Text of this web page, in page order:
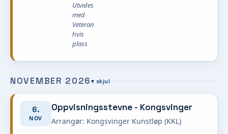
Utvides
med
Veteran
hvis
plass
NOVEMBER 2026▾ skjul
6.
NOV
Oppvisningsstevne - Kongsvinger
Arrangør: Kongsvinger Kunstløp (KKL)